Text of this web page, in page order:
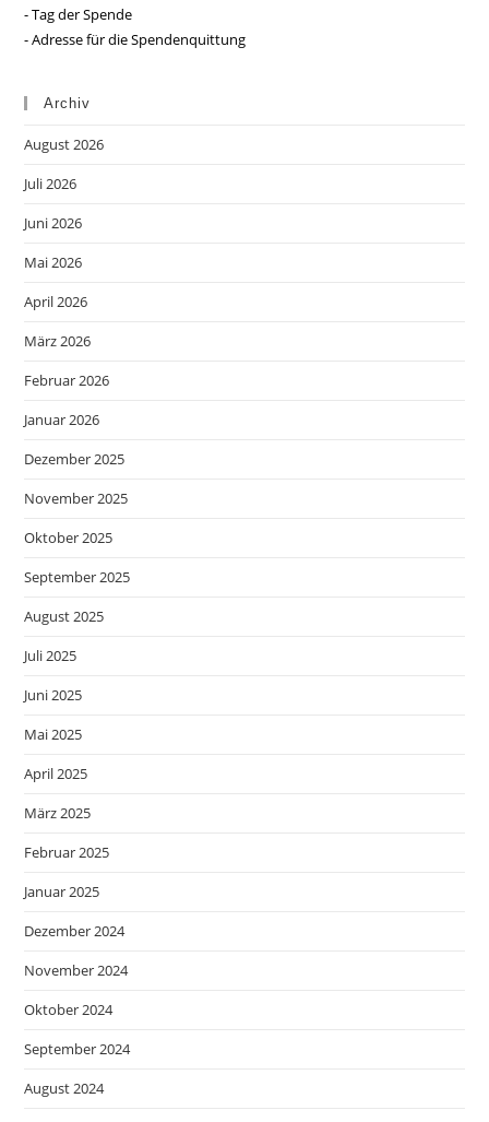
- Tag der Spende
- Adresse für die Spendenquittung
Archiv
August 2026
Juli 2026
Juni 2026
Mai 2026
April 2026
März 2026
Februar 2026
Januar 2026
Dezember 2025
November 2025
Oktober 2025
September 2025
August 2025
Juli 2025
Juni 2025
Mai 2025
April 2025
März 2025
Februar 2025
Januar 2025
Dezember 2024
November 2024
Oktober 2024
September 2024
August 2024